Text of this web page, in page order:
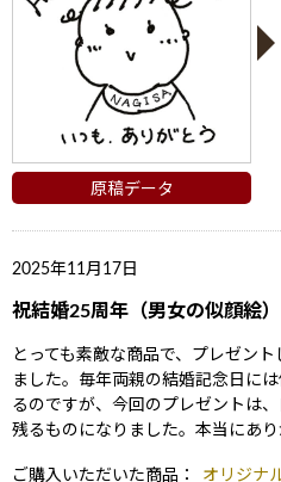
原稿データ
2025年11月17日
祝結婚25周年（男女の似顔絵
とっても素敵な商品で、プレゼン
ました。毎年両親の結婚記念日に
るのですが、今回のプレゼントは
残るものになりました。本当にあり
ご購入いただいた商品： オリジナ